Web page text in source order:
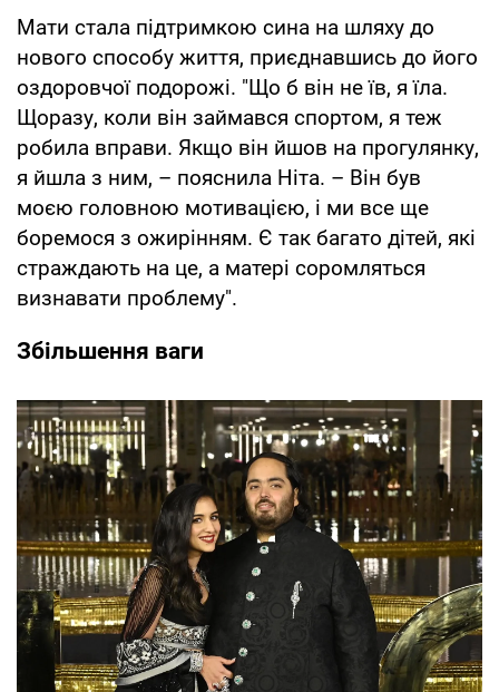
Мати стала підтримкою сина на шляху до
нового способу життя, приєднавшись до його
оздоровчої подорожі. "Що б він не їв, я їла.
Щоразу, коли він займався спортом, я теж
робила вправи. Якщо він йшов на прогулянку,
я йшла з ним, – пояснила Ніта. – Він був
моєю головною мотивацією, і ми все ще
боремося з ожирінням. Є так багато дітей, які
страждають на це, а матері соромляться
визнавати проблему".
Збільшення ваги